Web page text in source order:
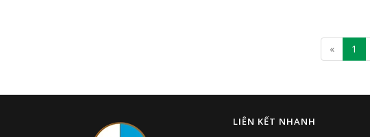
« 1
LIÊN KẾT NHANH